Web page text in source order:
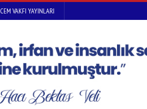
CEM VAKFI YAYINLARI